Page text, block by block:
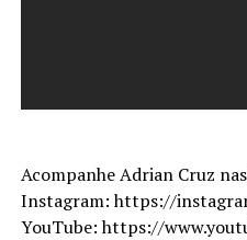
Acompanhe Adrian Cruz
Instagram: https://
YouTube: https://